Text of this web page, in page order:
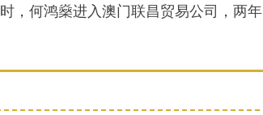
，何鸿燊进入澳门联昌贸易公司，两年